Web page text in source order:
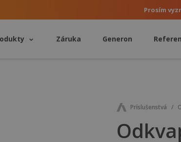
Prosím
Záruka Generon
Príslušenstvá